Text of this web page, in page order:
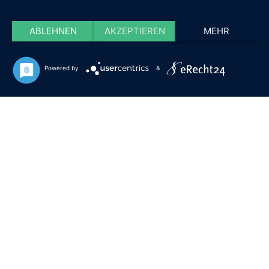
ABLEHNEN AKZEPTIEREN MEHR
Powered by &